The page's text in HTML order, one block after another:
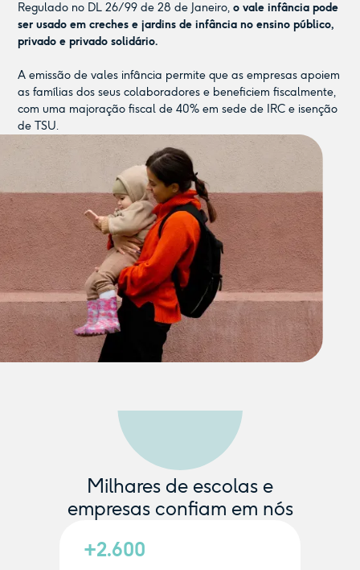
Regulado no DL 26/99 de 28 de Janeiro,o vale infância pode
ser usado em creches e jardins de infância no ensino público,
privado e privado solidário.
A emissão de vales infância permite que as empresas apoiem
as famílias dos seus colaboradores e beneficiem fiscalmente,
com uma majoração fiscal de 40% em sede de IRC e isenção
de TSU.
Milhares de escolas e
empresas confiam em nós
+2.600